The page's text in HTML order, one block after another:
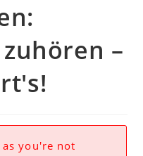
–
you're not